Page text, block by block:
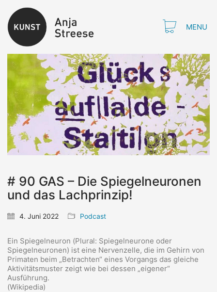
MENU
# 90 GAS – Die Spiegelneuronen
und das Lachprinzip!
4. Juni 2022 Podcast
Ein Spiegelneuron (Plural: Spiegelneurone oder
Spiegelneuronen) ist eine Nervenzelle, die im Gehirn von
Primaten beim „Betrachten“ eines Vorgangs das gleiche
Aktivitätsmuster zeigt wie bei dessen „eigener“
Ausführung.
(Wikipedia)